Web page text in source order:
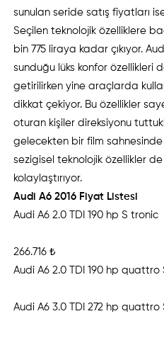
sunulan seride satış fiyatları
Seçilen teknolojik özelliklere
bin 775 liraya kadar çıkıyor.
sunduğu lüks konfor özellikleri
getirilirken yine araçlarda
dikkat çekiyor. Bu özellikler
oturan kişiler direksiyonu
gelecekten bir film
sezigisel teknolojik özellikler de
kolaylaştırıyor.
Audi A6 2016 Fiyat Listesi
Audi A6 2.0 TDI 190 hp S tronic
266.716 ₺
Audi A6 2.0 TDI 190 hp quattro
Audi A6 3.0 TDI 272 hp quattro